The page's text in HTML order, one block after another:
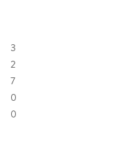
3
2
7
0
0